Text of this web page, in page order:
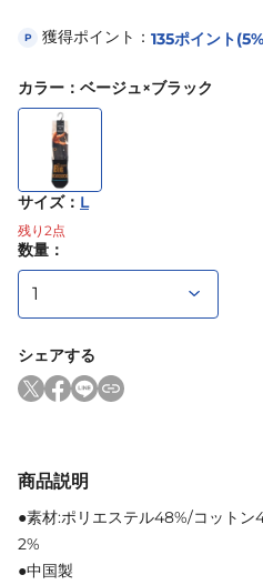
P 獲得ポイント： 135ポイント
カラー ： ベージュ×ブラック
サイズ： L
残り 2 点
数量：
シェアする
商品説明
●素材:ポリエステル48%/コット
2%
●中国製